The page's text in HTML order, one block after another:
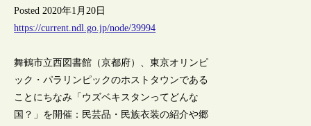
Posted 2020年1月20日
https://current.ndl.go.jp/node/39994
舞鶴市立西図書館（京都府）、東京オリンピ
ック・パラリンピックのホストタウンである
ことにちなみ「ウズベキスタンってどんな
国？」を開催：民芸品・民族衣装の紹介や郷